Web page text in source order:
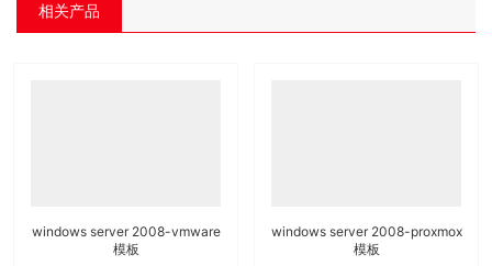
相关产品
windows server 2008-vmware
模板
windows server 2008-proxmox
模板